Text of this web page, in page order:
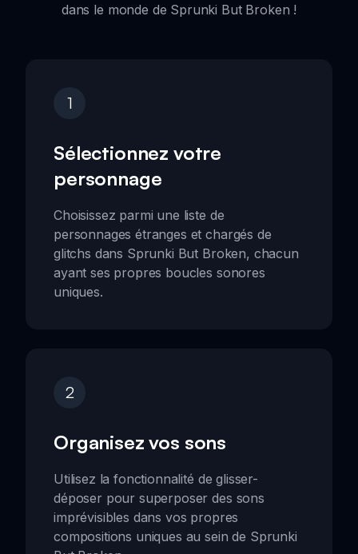
dans le monde de Sprunki But Broken !
1
Sélectionnez votre
personnage
Choisissez parmi une liste de
personnages étranges et chargés de
glitchs dans Sprunki But Broken, chacun
ayant ses propres boucles sonores
uniques.
2
Organisez vos sons
Utilisez la fonctionnalité de glisser-
déposer pour superposer des sons
imprévisibles dans vos propres
compositions uniques au sein de Sprunki